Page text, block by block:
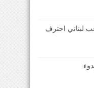
لبناني احترف